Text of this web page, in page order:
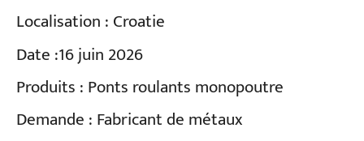
Localisation : Croatie
Date :16 juin 2026
Produits : Ponts roulants monopoutre
Demande : Fabricant de métaux